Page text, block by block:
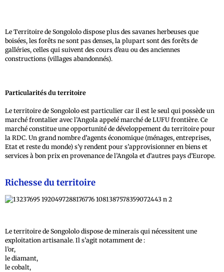
Le Territoire de Songololo dispose plus des savanes herbeuses que
boisées, les forêts ne sont pas denses, la plupart sont des forêts de
galléries, celles qui suivent des cours d’eau ou des anciennes
constructions (villages abandonnés).
Particularités du territoire
Le territoire de Songololo est particulier car il est le seul qui possède un
marché frontalier avec l’Angola appelé marché de LUFU frontière. Ce
marché constitue une opportunité de développement du territoire pour
la RDC. Un grand nombre d’agents économique (ménages, entreprises,
Etat et reste du monde) s’y rendent pour s’approvisionner en biens et
services à bon prix en provenance de l’Angola et d’autres pays d’Europe.
Richesse du territoire
Le territoire de Songololo dispose de minerais qui nécessitent une
exploitation artisanale. Il s’agit notamment de :
l’or,
le diamant,
le cobalt,